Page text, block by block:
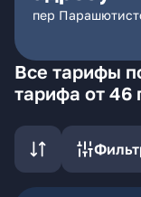
пер
Все тарифы
тарифа от 46